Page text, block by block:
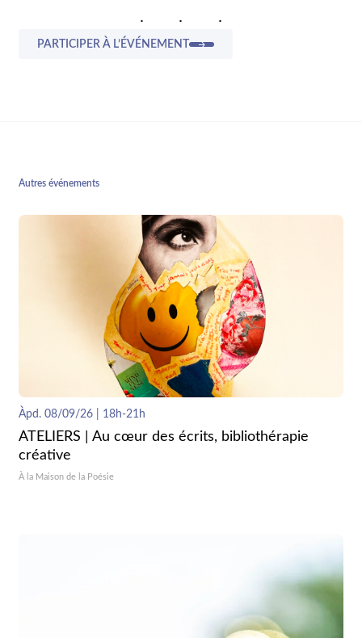
PARTICIPER À L’ÉVÉNEMENT
Autres événements
Àpd. 08/09/26 | 18h-21h
ATELIERS | Au cœur des écrits, bibliothérapie
créative
À la Maison de la Poésie